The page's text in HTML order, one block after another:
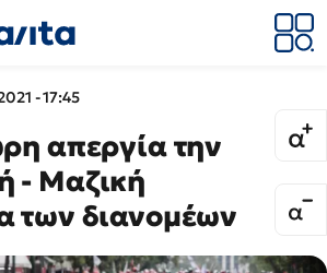
- 17:45
απεργία την
- Μαζική
των διανομέων